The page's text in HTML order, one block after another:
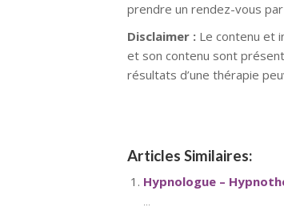
prendre un rendez-vous par
Disclaimer : Le contenu et
et son contenu sont
résultats d’une thérapie
Articles Similaires:
Hypnologue –
...